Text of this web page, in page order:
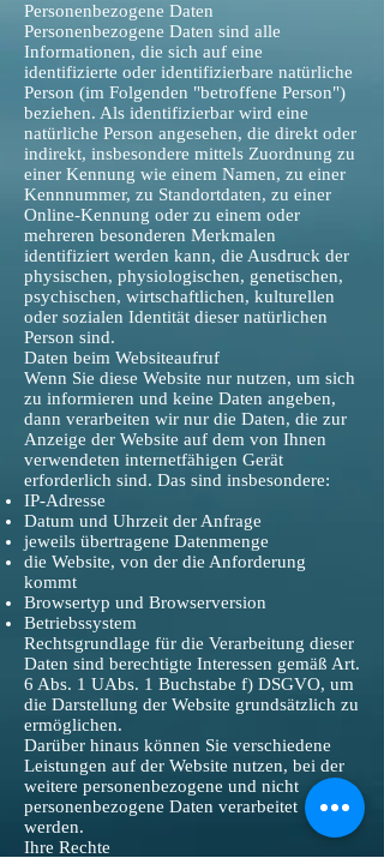
Personenbezogene Daten
Personenbezogene Daten sind alle
Informationen, die sich auf eine
identifizierte oder identifizierbare natürliche
Person (im Folgenden "betroffene Person")
beziehen. Als identifizierbar wird eine
natürliche Person angesehen, die direkt oder
indirekt, insbesondere mittels Zuordnung zu
einer Kennung wie einem Namen, zu einer
Kennnummer, zu Standortdaten, zu einer
Online-Kennung oder zu einem oder
mehreren besonderen Merkmalen
identifiziert werden kann, die Ausdruck der
physischen, physiologischen, genetischen,
psychischen, wirtschaftlichen, kulturellen
oder sozialen Identität dieser natürlichen
Person sind.
Daten beim Websiteaufruf
Wenn Sie diese Website nur nutzen, um sich
zu informieren und keine Daten angeben,
dann verarbeiten wir nur die Daten, die zur
Anzeige der Website auf dem von Ihnen
verwendeten internetfähigen Gerät
erforderlich sind. Das sind insbesondere:
IP-Adresse
Datum und Uhrzeit der Anfrage
jeweils übertragene Datenmenge
die Website, von der die Anforderung
kommt
Browsertyp und Browserversion
Betriebssystem
Rechtsgrundlage für die Verarbeitung dieser
Daten sind berechtigte Interessen gemäß Art.
6 Abs. 1 UAbs. 1 Buchstabe f) DSGVO, um
die Darstellung der Website grundsätzlich zu
ermöglichen.
Darüber hinaus können Sie verschiedene
Leistungen auf der Website nutzen, bei der
weitere personenbezogene und nicht
personenbezogene Daten verarbeitet
werden.
Ihre Rechte